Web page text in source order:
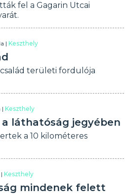
fel a Gagarin Utcai
|Keszthely
területi fordulója
|Keszthely
láthatóság jegyében
a 10 kilométeres
|Keszthely
mindenek felett